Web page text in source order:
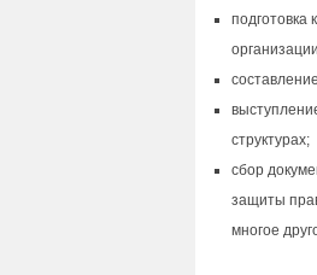
подготовка
структурах;
сбор
защиты
многое